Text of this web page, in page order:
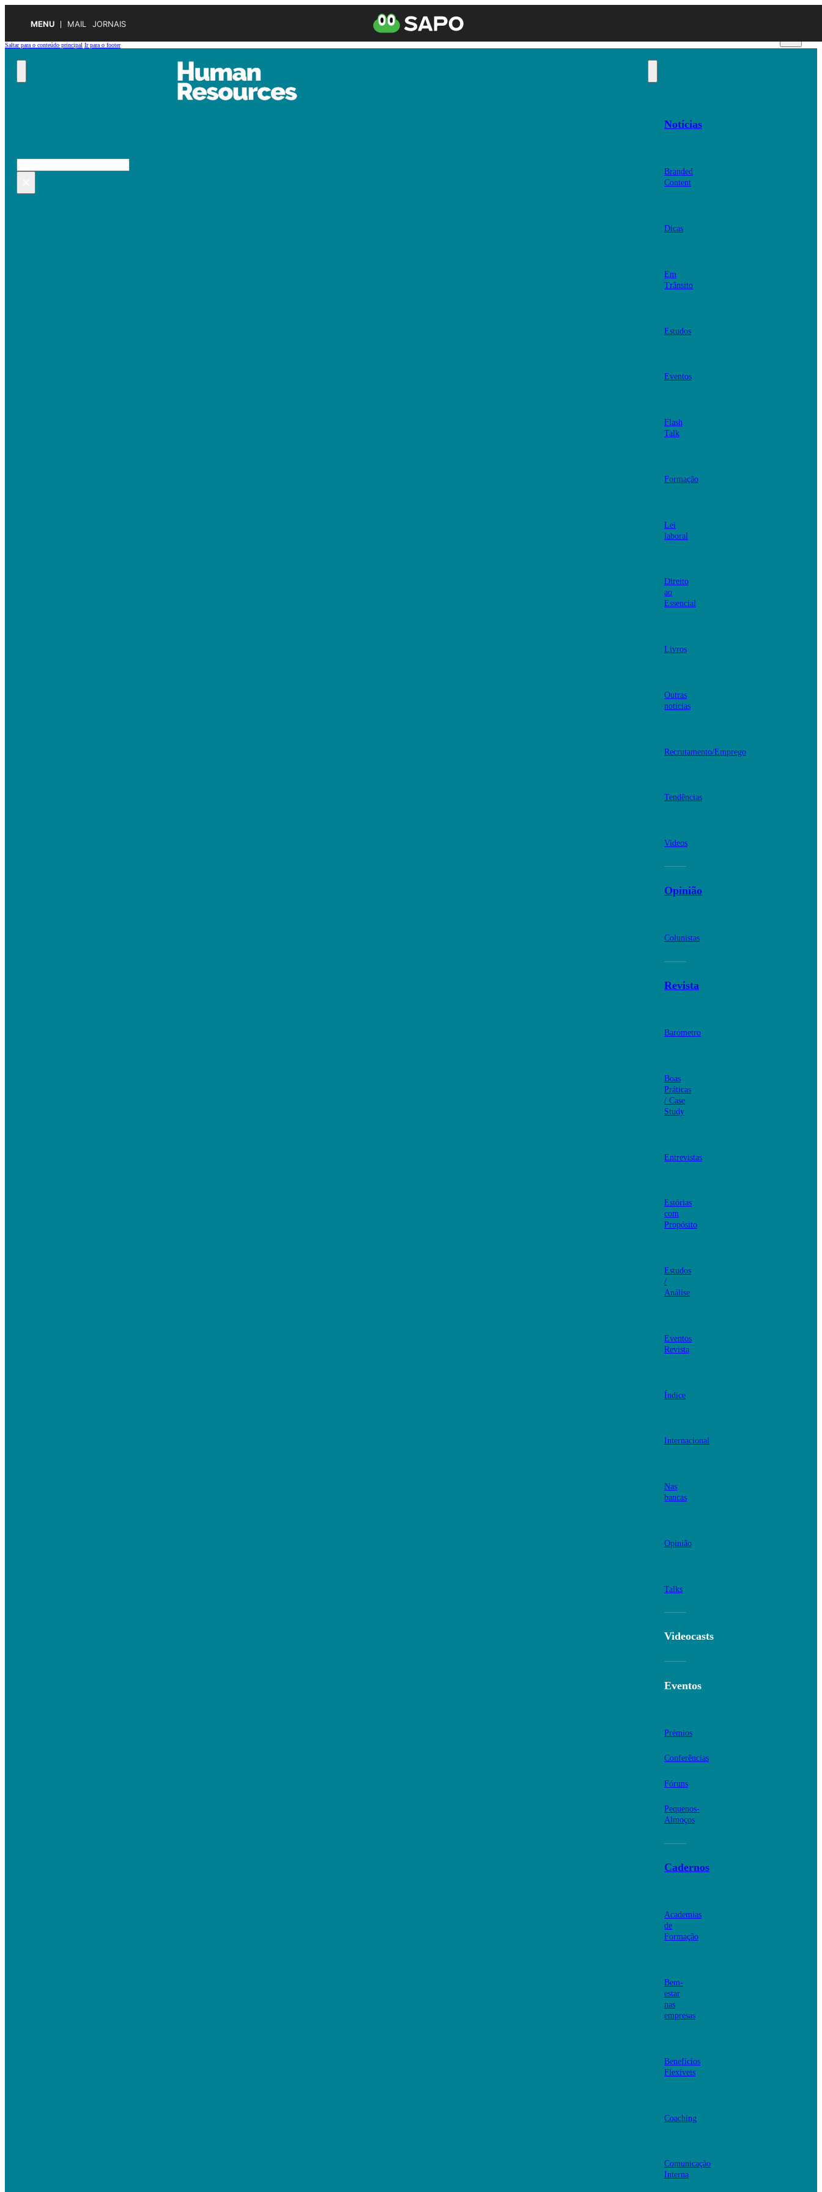
MENU MAIL JORNAIS
Saltar para o conteúdo principal Ir para o footer
Pesquisar
Notícias
Branded
Content
Dicas
Em
Trânsito
Estudos
Eventos
Flash
Talk
Formação
Lei
laboral
Direito
ao
Essencial
Livros
Outras
notícias
Recrutamento/Emprego
Tendências
Videos
Opinião
Colunistas
Revista
Barómetro
Boas
Práticas
/ Case
Study
Entrevistas
Estórias
com
Propósito
Estudos
/
Análise
Eventos
Revista
Índice
Internacional
Nas
bancas
Opinião
Talks
Videocasts
Eventos
Prémios
Conferências
Fóruns
Pequenos-
Almoços
Cadernos
Academias
de
Formação
Bem-
estar
nas
empresas
Benefícios
Flexíveis
Coaching
Comunicação
Interna